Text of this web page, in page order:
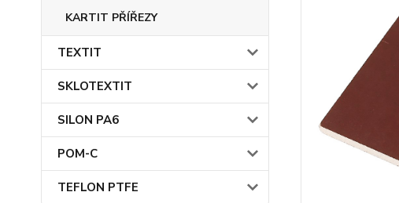
KARTIT PŘÍŘEZY
TEXTIT
SKLOTEXTIT
SILON PA6
POM-C
TEFLON PTFE